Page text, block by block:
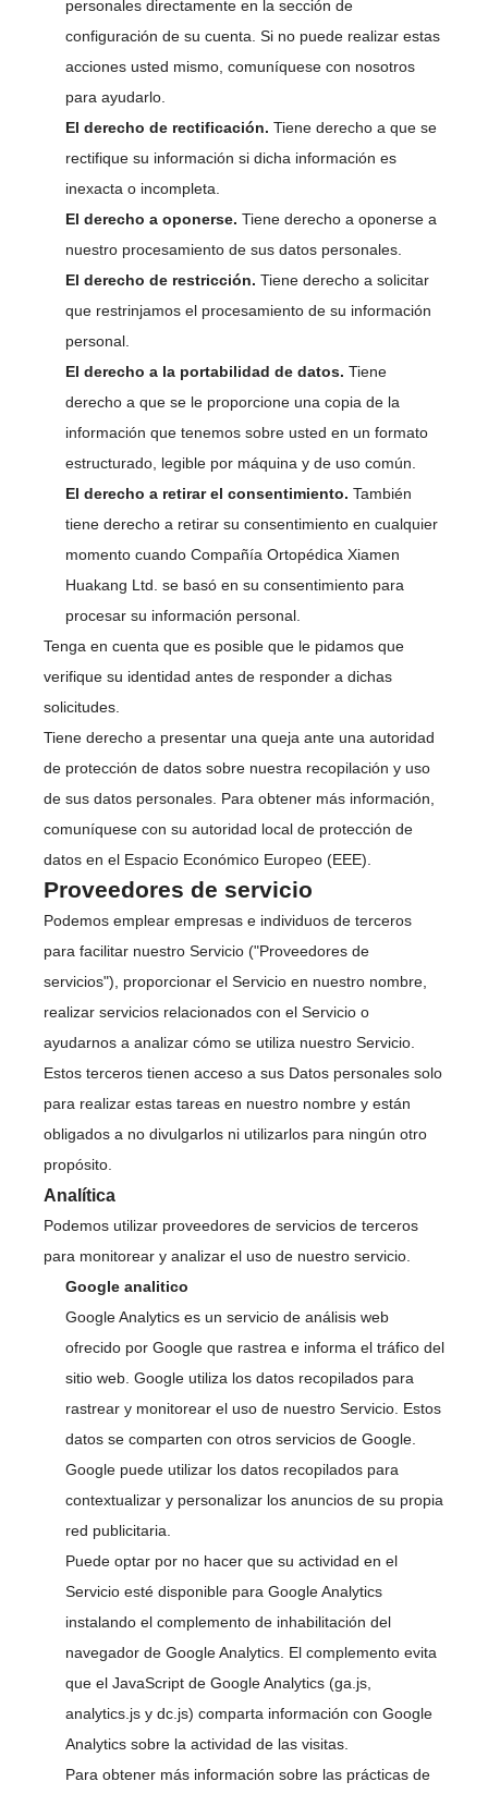
personales directamente en la sección de
configuración de su cuenta. Si no puede realizar estas
acciones usted mismo, comuníquese con nosotros
para ayudarlo.
El derecho de rectificación. Tiene derecho a que se
rectifique su información si dicha información es
inexacta o incompleta.
El derecho a oponerse. Tiene derecho a oponerse a
nuestro procesamiento de sus datos personales.
El derecho de restricción. Tiene derecho a solicitar
que restrinjamos el procesamiento de su información
personal.
El derecho a la portabilidad de datos. Tiene
derecho a que se le proporcione una copia de la
información que tenemos sobre usted en un formato
estructurado, legible por máquina y de uso común.
El derecho a retirar el consentimiento. También
tiene derecho a retirar su consentimiento en cualquier
momento cuando Compañía Ortopédica Xiamen
Huakang Ltd. se basó en su consentimiento para
procesar su información personal.
Tenga en cuenta que es posible que le pidamos que
verifique su identidad antes de responder a dichas
solicitudes.
Tiene derecho a presentar una queja ante una autoridad
de protección de datos sobre nuestra recopilación y uso
de sus datos personales. Para obtener más información,
comuníquese con su autoridad local de protección de
datos en el Espacio Económico Europeo (EEE).
Proveedores de servicio
Podemos emplear empresas e individuos de terceros
para facilitar nuestro Servicio ("Proveedores de
servicios"), proporcionar el Servicio en nuestro nombre,
realizar servicios relacionados con el Servicio o
ayudarnos a analizar cómo se utiliza nuestro Servicio.
Estos terceros tienen acceso a sus Datos personales solo
para realizar estas tareas en nuestro nombre y están
obligados a no divulgarlos ni utilizarlos para ningún otro
propósito.
Analítica
Podemos utilizar proveedores de servicios de terceros
para monitorear y analizar el uso de nuestro servicio.
Google analitico
Google Analytics es un servicio de análisis web
ofrecido por Google que rastrea e informa el tráfico del
sitio web. Google utiliza los datos recopilados para
rastrear y monitorear el uso de nuestro Servicio. Estos
datos se comparten con otros servicios de Google.
Google puede utilizar los datos recopilados para
contextualizar y personalizar los anuncios de su propia
red publicitaria.
Puede optar por no hacer que su actividad en el
Servicio esté disponible para Google Analytics
instalando el complemento de inhabilitación del
navegador de Google Analytics. El complemento evita
que el JavaScript de Google Analytics (ga.js,
analytics.js y dc.js) comparta información con Google
Analytics sobre la actividad de las visitas.
Para obtener más información sobre las prácticas de